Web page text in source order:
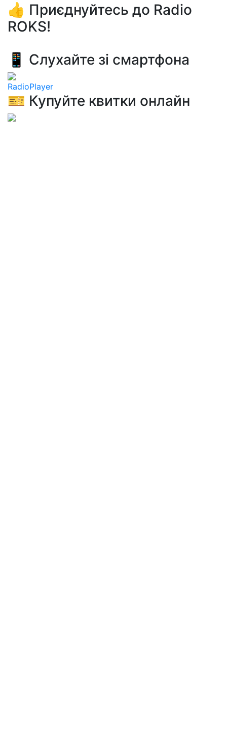
👍 Приєднуйтесь до Radio
ROKS!
📱 Слухайте зі смартфона
RadioPlayer
🎫 Купуйте квитки онлайн